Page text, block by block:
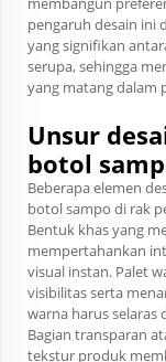
pengaruh desain ini
yang signifikan
serupa, sehingga
yang matang dalam
Unsur
botol
Beberapa elemen
botol sampo di rak
Bentuk khas yang
mempertahankan
visual instan. Palet
visibilitas serta
warna harus
Bagian transparan
tekstur produk